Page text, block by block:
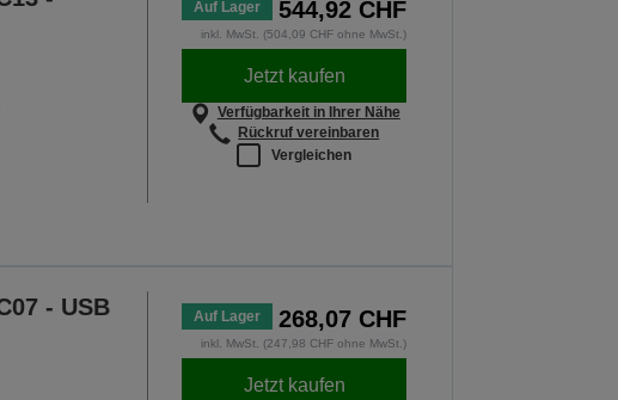
Auf Lager 544,92 CHF
inkl. MwSt. (504,09 CHF ohne MwSt.)
Jetzt kaufen
Verfügbarkeit in Ihrer Nähe
Rückruf vereinbaren
Vergleichen
- USB
Auf Lager 268,07 CHF
inkl. MwSt. (247,98 CHF ohne MwSt.)
Jetzt kaufen